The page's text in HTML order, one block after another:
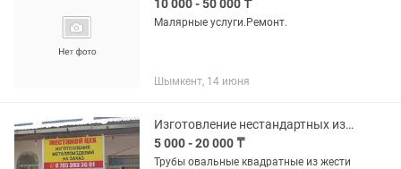
10 000 - 50 000 ₸
Малярные услуги.Ремонт.
Шымкент, 14 июня
Изготовление нестандартных изделий из метала
5 000 - 20 000 ₸
Трубы овальные квадратные из жести